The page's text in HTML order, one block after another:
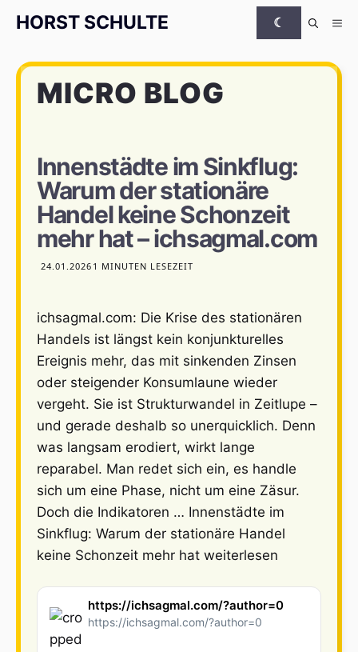
HORST SCHULTE ☾
MICRO BLOG
Innenstädte im Sinkflug:
Warum der stationäre
Handel keine Schonzeit
mehr hat – ichsagmal.com
24.01.2026 1 MINUTEN LESEZEIT
ichsagmal.com: Die Krise des stationären
Handels ist längst kein konjunkturelles
Ereignis mehr, das mit sinkenden Zinsen
oder steigender Konsumlaune wieder
vergeht. Sie ist Strukturwandel in Zeitlupe –
und gerade deshalb so unerquicklich. Denn
was langsam erodiert, wirkt lange
reparabel. Man redet sich ein, es handle
sich um eine Phase, nicht um eine Zäsur.
Doch die Indikatoren … Innenstädte im
Sinkflug: Warum der stationäre Handel
keine Schonzeit mehr hat weiterlesen
https://ichsagmal.com/?author=0
https://ichsagmal.com/?author=0